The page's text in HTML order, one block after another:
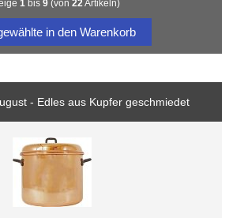
1 bis 9(von 22 Artikeln)
- Edles aus Kupfer geschmiedet